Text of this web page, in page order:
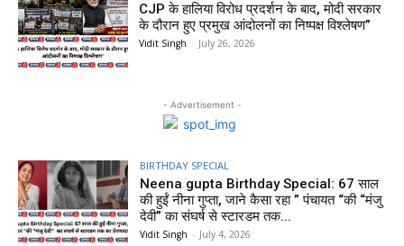
CJP के हालिया विरोध प्रदर्शन के बाद, मोदी सरकार
के दौरान हुए प्रमुख आंदोलनों का निष्पक्ष विश्लेषण”
Vidit Singh - July 26, 2026
- Advertisement -
BIRTHDAY SPECIAL
Neena gupta Birthday Special: 67 साल
की हुईं नीना गुप्ता, जाने कैसा रहा ” पंचायत “की “मंजु
देवी” का संघर्ष से स्टारडम तक...
Vidit Singh - July 4, 2026